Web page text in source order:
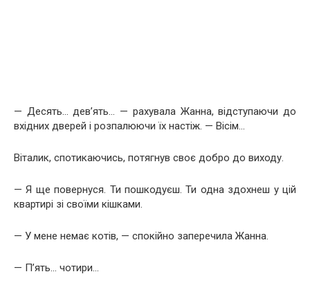
— Десять… дев’ять… — рахувала Жанна, відступаючи до
вхідних дверей і розпалюючи їх настіж. — Вісім…
Віталик, спотикаючись, потягнув своє добро до виходу.
— Я ще повернуся. Ти пошкодуєш. Ти одна здохнеш у цій
квартирі зі своїми кішками.
— У мене немає котів, — спокійно заперечила Жанна.
— П’ять… чотири…